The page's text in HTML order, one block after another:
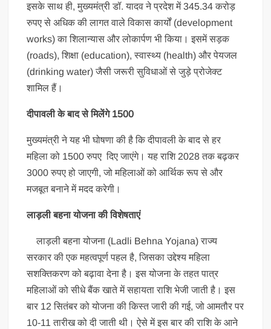
इसके साथ ही, मुख्यमंत्री डॉ. यादव ने प्रदेश में 345.34 करोड़
रुपए से अधिक की लागत वाले विकास कार्यों (development
works) का शिलान्यास और लोकार्पण भी किया। इसमें सड़क
(roads), शिक्षा (education), स्वास्थ्य (health) और पेयजल
(drinking water) जैसी जरूरी सुविधाओं से जुड़े प्रोजेक्ट
शामिल हैं।
दीपावली के बाद से मिलेंगे 1500
मुख्यमंत्री ने यह भी घोषणा की है कि दीपावली के बाद से हर
महिला को 1500 रुपए दिए जाएंगे। यह राशि 2028 तक बढ़कर
3000 रुपए हो जाएगी, जो महिलाओं को आर्थिक रूप से और
मजबूत बनाने में मदद करेगी।
लाड़ली बहना योजना की विशेषताएं
लाड़ली बहना योजना (Ladli Behna Yojana) राज्य
सरकार की एक महत्वपूर्ण पहल है, जिसका उद्देश्य महिला
सशक्तिकरण को बढ़ावा देना है। इस योजना के तहत पात्र
महिलाओं को सीधे बैंक खाते में सहायता राशि भेजी जाती है। इस
बार 12 सितंबर को योजना की किस्त जारी की गई, जो आमतौर पर
10-11 तारीख को दी जाती थी। ऐसे में इस बार की राशि के आने